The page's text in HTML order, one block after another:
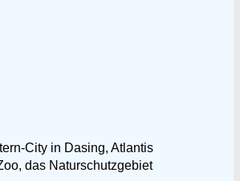
City in Dasing, Atlantis
das Naturschutzgebiet